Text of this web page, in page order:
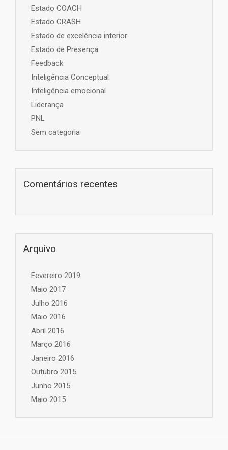
Estado COACH
Estado CRASH
Estado de excelência interior
Estado de Presença
Feedback
Inteligência Conceptual
Inteligência emocional
Liderança
PNL
Sem categoria
Comentários recentes
Arquivo
Fevereiro 2019
Maio 2017
Julho 2016
Maio 2016
Abril 2016
Março 2016
Janeiro 2016
Outubro 2015
Junho 2015
Maio 2015